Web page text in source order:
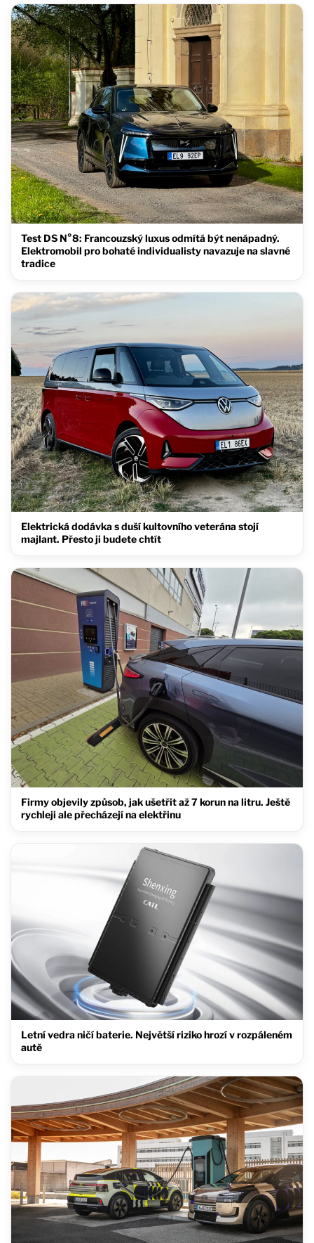
Test DS N°8: Francouzský luxus odmítá být nenápadný.
Elektromobil pro bohaté individualisty navazuje na slavné
tradice
Elektrická dodávka s duší kultovního veterána stojí
majlant. Přesto ji budete chtít
Firmy objevily způsob, jak ušetřit až 7 korun na litru. Ještě
rychleji ale přecházejí na elektřinu
Letní vedra ničí baterie. Největší riziko hrozí v rozpáleném
autě